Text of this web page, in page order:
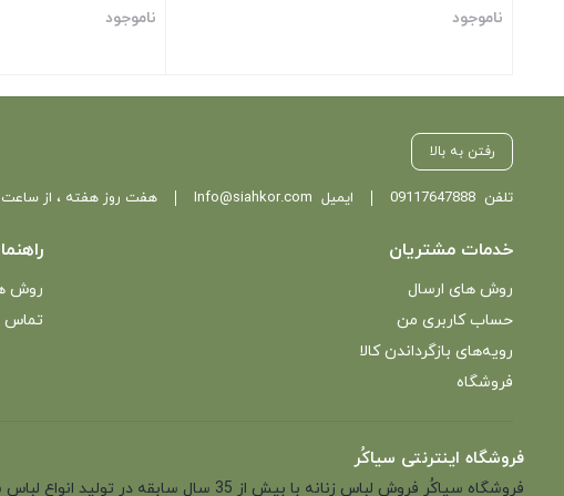
ناموجود ناموجود
رفتن به بالا
تلفن09117647888 ایمیل Info@siahkor.com هفت روز هفته ، از ساعت 11 تا 22 پاسخگوی شما هستیم.
خدمات مشتریان
روش های ارسال
حساب کاربری من
رویه‌های بازگرداندن کالا
فروشگاه
روش
تماس
فروشگاه اینترنتی سیاکُر
فروشگاه سیاکُر فروش لباس زنانه با